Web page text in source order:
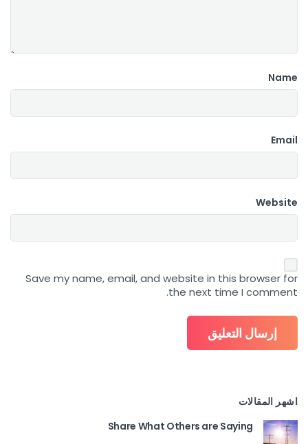
Name
Email
Website
Save my name, email, and website in this browser for
the next time I comment.
اشهر المقالات
Share What Others are Saying